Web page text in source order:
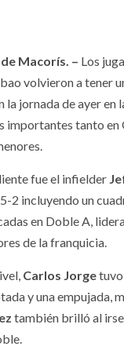
Macorís. – Los
volvieron a tener
la jornada de ayer en
importantes tanto en
fue el infielder
2 incluyendo un
en Doble A,
de la franquicia.
Carlos Jorge
y una empujada,
también brilló al